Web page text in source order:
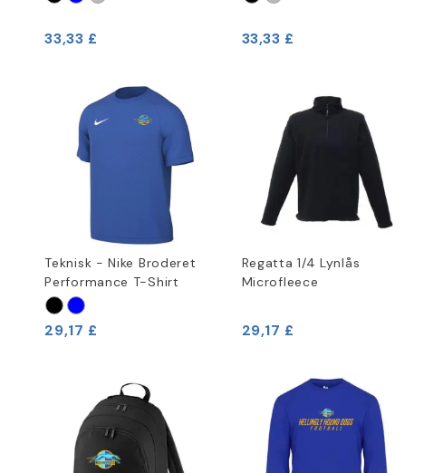
33,33 £ 33,33 £
Teknisk - Nike Broderet
Performance T-Shirt
29,17 £
Regatta 1/4 Lynlås
Microfleece
29,17 £